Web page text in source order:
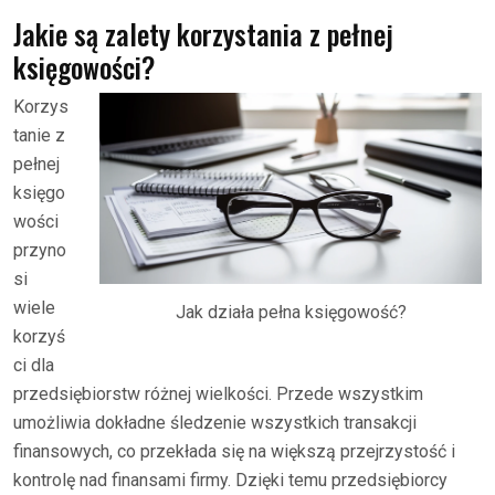
Jakie są zalety korzystania z pełnej
księgowości?
Jak działa pełna księgowość?
Korzys
tanie z
pełnej
księgo
wości
przyno
si
wiele
korzyś
ci dla
przedsiębiorstw różnej wielkości. Przede wszystkim
umożliwia dokładne śledzenie wszystkich transakcji
finansowych, co przekłada się na większą przejrzystość i
kontrolę nad finansami firmy. Dzięki temu przedsiębiorcy